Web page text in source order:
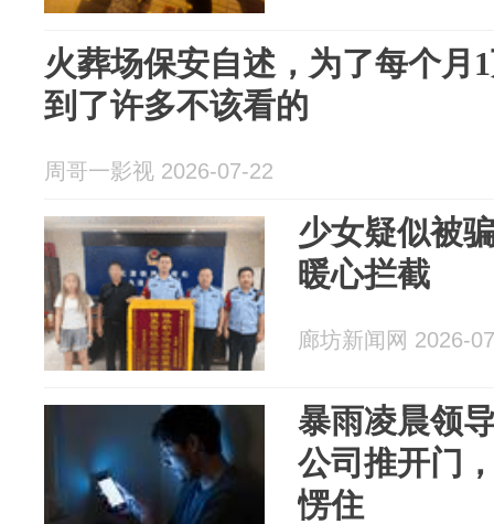
火葬场保安自述，为了每个月
到了许多不该看的
周哥一影视 2026-07-22
少女疑似被
暖心拦截
廊坊新闻网 2026-
暴雨凌晨领
公司推开门
愣住